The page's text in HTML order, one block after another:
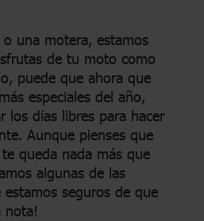
una motera, estamos
de tu moto como
puede que ahora que
especiales del año,
los días libres para hacer
Aunque pienses que
queda nada más que
algunas de las
seguros de que
nota!